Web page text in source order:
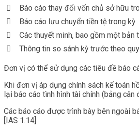
Báo cáo thay đổi vốn chủ sở hữu
Báo cáo lưu chuyển tiền tệ trong kỳ
Các thuyết minh, bao gồm một
Thông tin so sánh kỳ trước theo
Đơn vị có thể sử dụng các tiêu đề báo
Khi đơn vị áp dụng chính sách kế toán
lại báo cáo tình hình tài chính (bảng
Các báo cáo được trình bày bên ngoài
[IAS 1.14]